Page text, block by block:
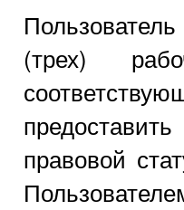
(трех)
правовой